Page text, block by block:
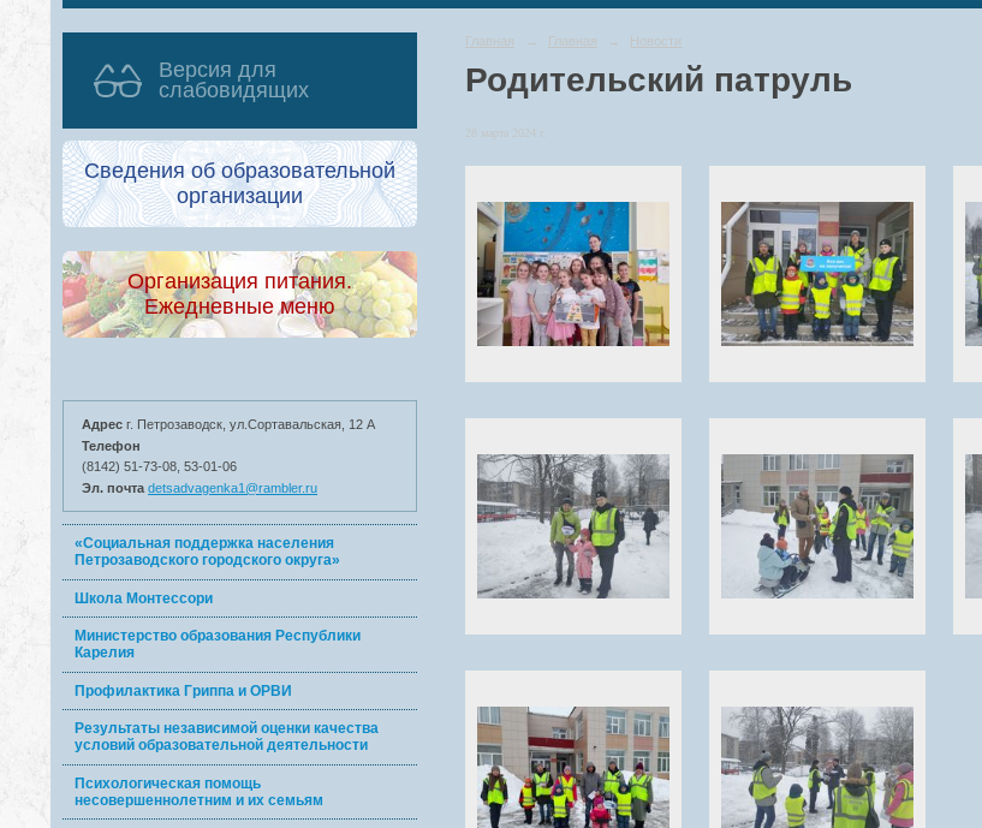
Версия для
слабовидящих
Сведения об образовательной
организации
Организация питания.
Ежедневные меню
Адрес г. Петрозаводск, ул.Сортавальская, 12 А
Телефон
(8142) 51-73-08, 53-01-06
Эл. почта detsadvagenka1@rambler.ru
«Социальная поддержка населения
Петрозаводского городского округа»
Школа Монтессори
Министерство образования Республики
Карелия
Профилактика Гриппа и ОРВИ
Результаты независимой оценки качества
условий образовательной деятельности
Психологическая помощь
несовершеннолетним и их семьям
Главная → Главная → Новости
Родительский патруль
28 марта 2024 г.